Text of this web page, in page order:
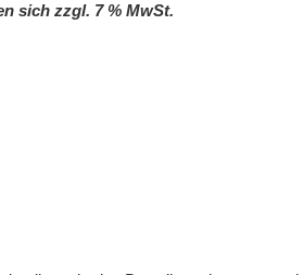
sich zzgl. 7 % MwSt.